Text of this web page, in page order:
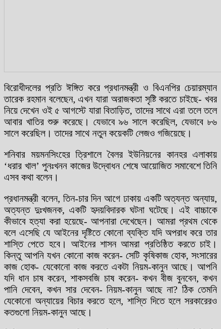
বিরোধীদলের প্রতি ঈঙ্গিত করে প্রধানমন্ত্রী ও বিএনপির চেয়ারম্যান
তারেক রহমান বলেছেন, এখন যারা অরাজকতা সৃষ্টি করতে চাইছে- খবর
নিয়ে দেখেন ওই ৫ আগস্টে যারা বিতাড়িত, তাদের সাথে এরা তলে তলে
আবার খাতির শুরু করেছে। যেভাবে ৯৬ সালে করেছিল, যেভাবে ৮৬
সালে করেছিল। তাদের সাথে নতুন কয়েকটি লেজও গজিয়েছে।
শনিবার ময়মনসিংহের ত্রিশালে বৈলর ইউনিয়নের কানহর এলাকায়
‘ধরার খাল’ পুনঃখনন কাজের উদ্বোধন শেষে আয়োজিত সমাবেশে তিনি
এসব কথা বলেন।
প্রধানমন্ত্রী বলেন, তিন-চার দিন আগে ঢাকায় একটি অত্যন্ত অন্যায়,
অত্যন্ত দুঃখজনক, একটি হৃদয়বিদারক ঘটনা ঘটেছে। এই বাচ্চাকে
কীভাবে হত্যা করা হয়েছে- আপনারা দেখেছেন। আমরা প্রথম থেকে
বলে এসেছি যে আইনের দৃষ্টিতে কোনো ব্যক্তি যদি অপরাধ করে তার
শাস্তি পেতে হবে। আইনের শাসন আমরা প্রতিষ্ঠিত করতে চাই।
কিন্তু আপনি যখন কোনো কাজ করেন- সেটি কৃষিকাজ হোক, সংসারের
কাজ হোক- যেকোনো কাজ করতে একটা নিয়ম-কানুন আছে। আপনি
যদি ধান চাষ করেন, শাকসবজি চাষ করেন- কখন বীজ বুনবেন, কখন
পানি দেবেন, কখন সার দেবেন- নিয়ম-কানুন আছে না? ঠিক তেমনি
যেকোনো অন্যায়ের বিচার করতে হলে, শাস্তি দিতে হলে সরকারেরও
কতগুলো নিয়ম-কানুন আছে।